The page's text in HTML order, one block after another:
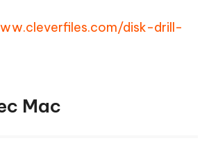
disk-drill-
Mac